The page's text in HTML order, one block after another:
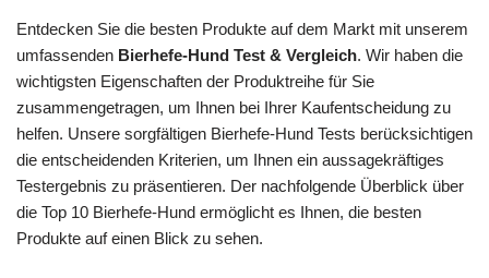
Entdecken Sie die besten Produkte auf dem Markt mit unserem
umfassenden Bierhefe-Hund Test & Vergleich. Wir haben die
wichtigsten Eigenschaften der Produktreihe für Sie
zusammengetragen, um Ihnen bei Ihrer Kaufentscheidung zu
helfen. Unsere sorgfältigen Bierhefe-Hund Tests berücksichtigen
die entscheidenden Kriterien, um Ihnen ein aussagekräftiges
Testergebnis zu präsentieren. Der nachfolgende Überblick über
die Top 10 Bierhefe-Hund ermöglicht es Ihnen, die besten
Produkte auf einen Blick zu sehen.